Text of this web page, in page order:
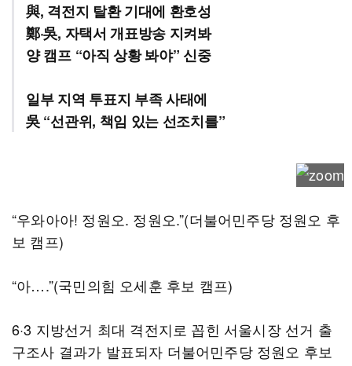
與, 격전지 탈환 기대에 환호성
鄭·吳, 자택서 개표방송 지켜봐
양 캠프 “아직 상황 봐야” 신중
일부 지역 투표지 부족 사태에
吳 “선관위, 책임 있는 선조치를”
“우와아아! 정원오. 정원오.”(더불어민주당 정원오 후
보 캠프)
“아….”(국민의힘 오세훈 후보 캠프)
6·3 지방선거 최대 격전지로 꼽힌 서울시장 선거 출
구조사 결과가 발표되자 더불어민주당 정원오 후보